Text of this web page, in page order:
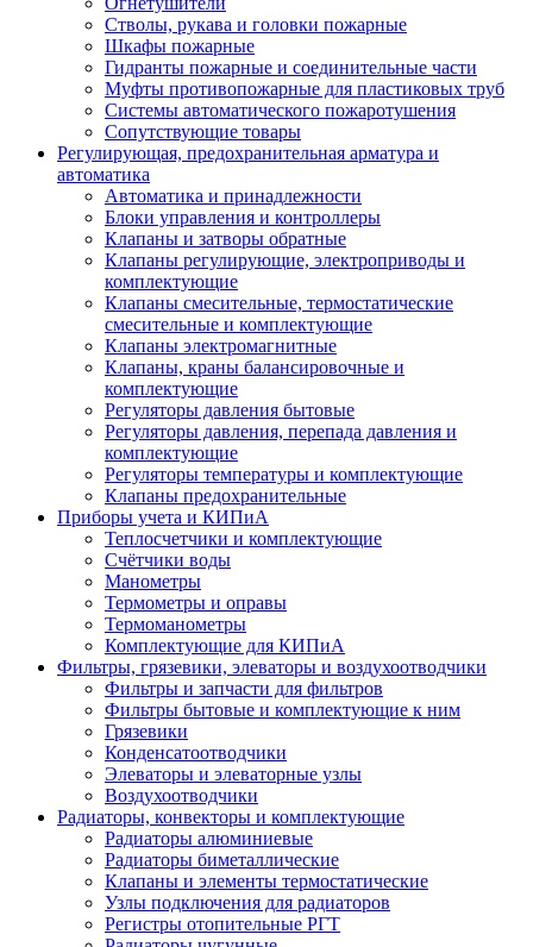
Стволы, рукава и головки пожарные
Шкафы пожарные
Гидранты пожарные и соединительные части
Муфты противопожарные для пластиковых труб
Системы автоматического пожаротушения
Сопутствующие товары
Регулирующая, предохранительная арматура и
автоматика
Автоматика и принадлежности
Блоки управления и контроллеры
Клапаны и затворы обратные
Клапаны регулирующие, электроприводы и
комплектующие
Клапаны смесительные, термостатические
смесительные и комплектующие
Клапаны электромагнитные
Клапаны, краны балансировочные и
комплектующие
Регуляторы давления бытовые
Регуляторы давления, перепада давления и
комплектующие
Регуляторы температуры и комплектующие
Клапаны предохранительные
Приборы учета и КИПиА
Теплосчетчики и комплектующие
Счётчики воды
Манометры
Термометры и оправы
Термоманометры
Комплектующие для КИПиА
Фильтры, грязевики, элеваторы и воздухоотводчики
Фильтры и запчасти для фильтров
Фильтры бытовые и комплектующие к ним
Грязевики
Конденсатоотводчики
Элеваторы и элеваторные узлы
Воздухоотводчики
Радиаторы, конвекторы и комплектующие
Радиаторы алюминиевые
Радиаторы биметаллические
Клапаны и элементы термостатические
Узлы подключения для радиаторов
Регистры отопительные РГТ